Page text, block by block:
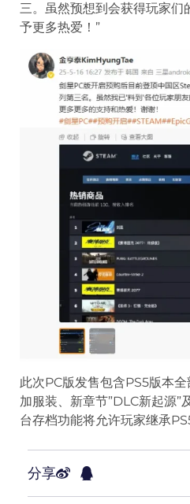
三。虽然预想到会获得玩家们
予更多热爱！”
此次PC版发售包含PS5版本
加服装、新章节”DLC新起源
台存档功能将允许玩家继承
分享